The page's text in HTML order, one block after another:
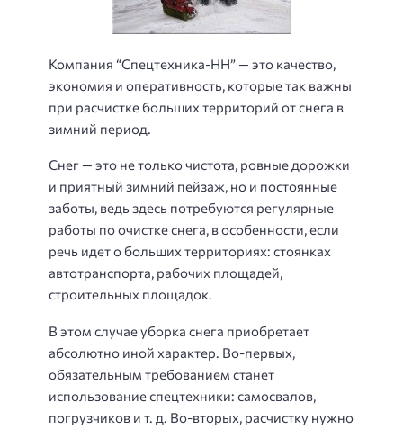
Компания “Спецтехника-НН” — это качество,
экономия и оперативность, которые так важны
при расчистке больших территорий от снега в
зимний период.
Снег — это не только чистота, ровные дорожки
и приятный зимний пейзаж, но и постоянные
заботы, ведь здесь потребуются регулярные
работы по очистке снега, в особенности, если
речь идет о больших территориях: стоянках
автотранспорта, рабочих площадей,
строительных площадок.
В этом случае уборка снега приобретает
абсолютно иной характер. Во-первых,
обязательным требованием станет
использование спецтехники: самосвалов,
погрузчиков и т. д. Во-вторых, расчистку нужно